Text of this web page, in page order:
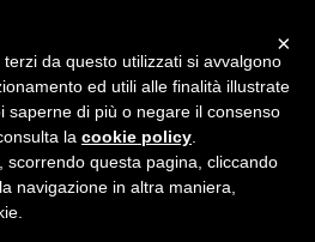
Firmato il VAP UniCredit
×
da questo utilizzati si avvalgono
ed utili alle finalità illustrate
saperne di più o negare il consenso
la cookie policy
scorrendo questa pagina, cliccando
navigazione in altra maniera,